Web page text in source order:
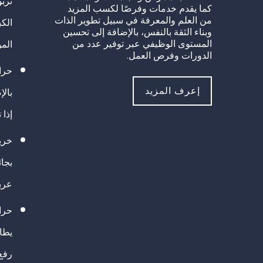
كما يقدم خدمات وفرصًا لكسب المزيد
من العلم والمعرفة في سبيل تطوير الذات
وبناء الثقة بالنفس، بالإضافة إلى تحسين
المستوى الوظيفي عبر توفير عدد من
الدورات وفرص العمل.
إعرف المزيد